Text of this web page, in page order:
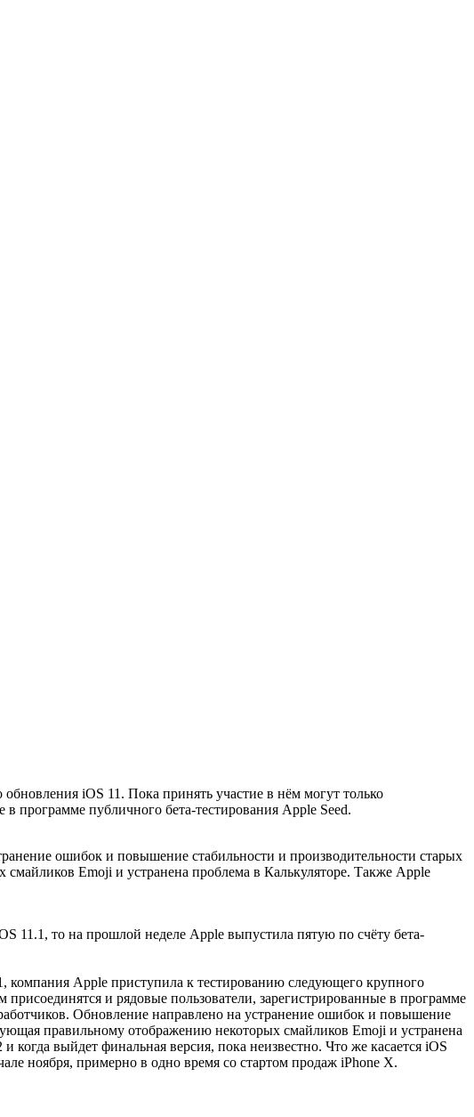
iOS 11. Пока принять участие в нём могут только
программе публичного бета-тестирования Apple Seed.
ошибок и повышение стабильности и производительности старых
Emoji и устранена проблема в Калькуляторе. Также Apple
11.1, то на прошлой неделе Apple выпустила пятую по счёту бета-
компания Apple приступила к тестированию следующего крупного
и рядовые пользователи, зарегистрированные в программе
Обновление направлено на устранение ошибок и повышение
правильному отображению некоторых смайликов Emoji и устранена
выйдет финальная версия, пока неизвестно. Что же касается iOS
ноября, примерно в одно время со стартом продаж iPhone X.